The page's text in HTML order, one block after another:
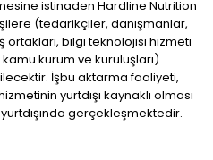
istinaden Hardline Nutrition
(tedarikçiler, danışmanlar,
ortakları, bilgi teknolojisi hizmeti
kurum ve kuruluşları)
İşbu aktarma faaliyeti,
yurtdışı kaynaklı olması
gerçekleşmektedir.